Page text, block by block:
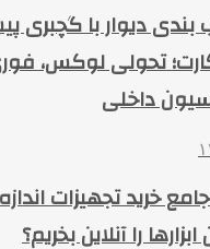
بندی دیوار با گچبری
تحولی لوکس،
داخلی
خرید تجهیزات
را آنلاین بخریم؟